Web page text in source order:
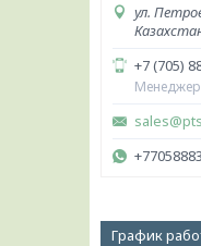
ул.
+7 (705)
Менеджер
График